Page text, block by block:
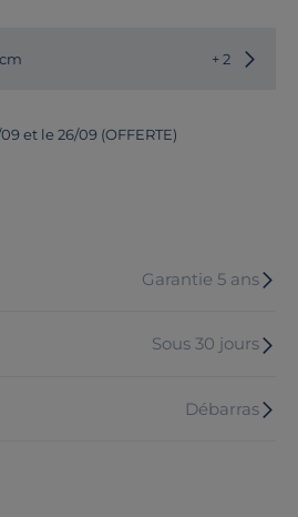
+ 2
et le 26/09 (OFFERTE)
Garantie 5 ans
Sous 30 jours
Débarras